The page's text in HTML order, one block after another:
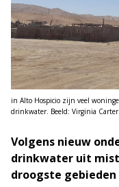
in Alto Hospicio zijn veel
drinkwater. Beeld: Virginia
Volgens nieuw
drinkwater uit mist
droogste